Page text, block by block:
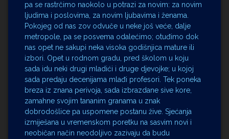
pa se rastrčimo naokolo u potrazi za novim: za novim
ljudima i poslovima, za novim ljubavima i ženama.
Pokojeg od nas zov odvuče u neke još veće, dalje
metropole, pa se posvema odalećimo; otuđimo dok
nas opet ne sakupi neka visoka godišnjica mature ili
izbori. Opet u rodnom gradu, pred školom u koju
sada idu neki drugi mladići i druge djevojke; u kojoj
sada predaju decenijama mlađi profesori. Tek poneka
breza iz znana perivoja, sada izbrazdane sive kore,
zamahne svojim tananim granama u znak
dobrodošlice pa uspomene postanu žive. Sjećanja
izmiješana u vremenskom poretku na sasvim novi i
neobičan način neodoljivo zazivaju da budu